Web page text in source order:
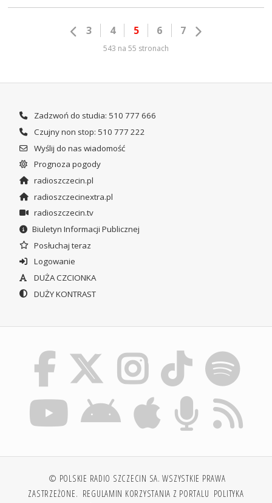
3 4 5 6 7
543 na 55 stronach
Zadzwoń do studia: 510 777 666
Czujny non stop: 510 777 222
Wyślij do nas wiadomość
Prognoza pogody
radioszczecin.pl
radioszczecinextra.pl
radioszczecin.tv
Biuletyn Informacji Publicznej
Posłuchaj teraz
Logowanie
DUŻA CZCIONKA
DUŻY KONTRAST
© POLSKIE RADIO SZCZECIN SA. WSZYSTKIE PRAWA
ZASTRZEŻONE. REGULAMIN KORZYSTANIA Z PORTALU POLITYKA